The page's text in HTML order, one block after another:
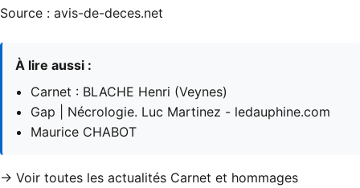
Source : avis-de-deces.net
À lire aussi :
Carnet : BLACHE Henri (Veynes)
Gap | Nécrologie. Luc Martinez - ledauphine.com
Maurice CHABOT
→ Voir toutes les actualités Carnet et hommages